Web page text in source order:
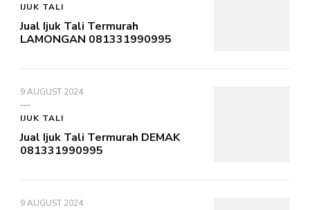
IJUK TALI
Jual Ijuk Tali Termurah
LAMONGAN 081331990995
9 AUGUST 2024
IJUK TALI
Jual Ijuk Tali Termurah DEMAK
081331990995
9 AUGUST 2024